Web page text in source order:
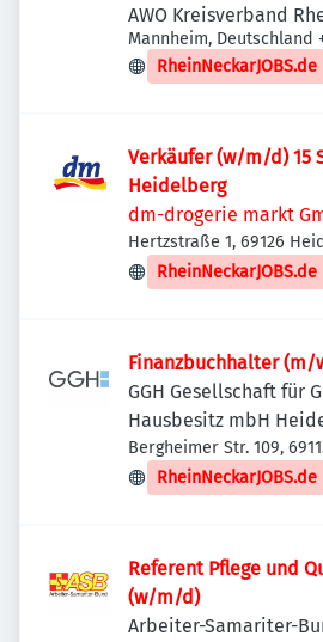
AWO Kreisverband
Mannheim, Deutschland
RheinNeckarJOBS.de
Verkäufer (w/m/d) 15
Heidelberg
dm-drogerie markt
Hertzstraße 1, 69126
Deutschland
RheinNeckarJOBS.de
Finanzbuchhalter (m/
GGH Gesellschaft für
Hausbesitz mbH
Bergheimer Str. 109,
Deutschland
RheinNeckarJOBS.de
Referent Pflege und
(w/m/d)
Arbeiter-Samariter-